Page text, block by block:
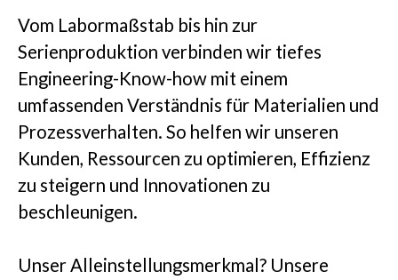
Vom Labormaßstab bis hin zur
Serienproduktion verbinden wir tiefes
Engineering-Know-how mit einem
umfassenden Verständnis für Materialien und
Prozessverhalten. So helfen wir unseren
Kunden, Ressourcen zu optimieren, Effizienz
zu steigern und Innovationen zu
beschleunigen.
Unser Alleinstellungsmerkmal? Unsere